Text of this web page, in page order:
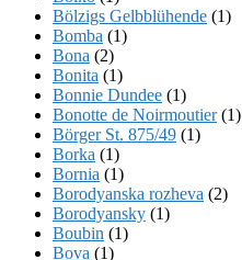
Bölzigs Gelbblühende (1)
Bomba (1)
Bona (2)
Bonita (1)
Bonnie Dundee (1)
Bonotte de Noirmoutier(1)
Börger St. 875/49 (1)
Borka (1)
Bornia (1)
Borodyanska rozheva (2)
Borodyansky (1)
Boubin (1)
Bova (1)